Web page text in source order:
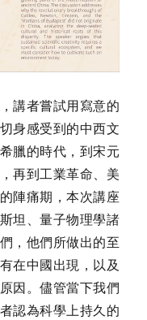
講者嘗試用寫意的
身感受到的中西文
臘的時代，到宋元
再到工業革命、美
陣痛期，本次講座
坦、量子物理學諸
，他們所做出的至
在中國出現，以及
因。儘管當下我們
認為科學上持久的